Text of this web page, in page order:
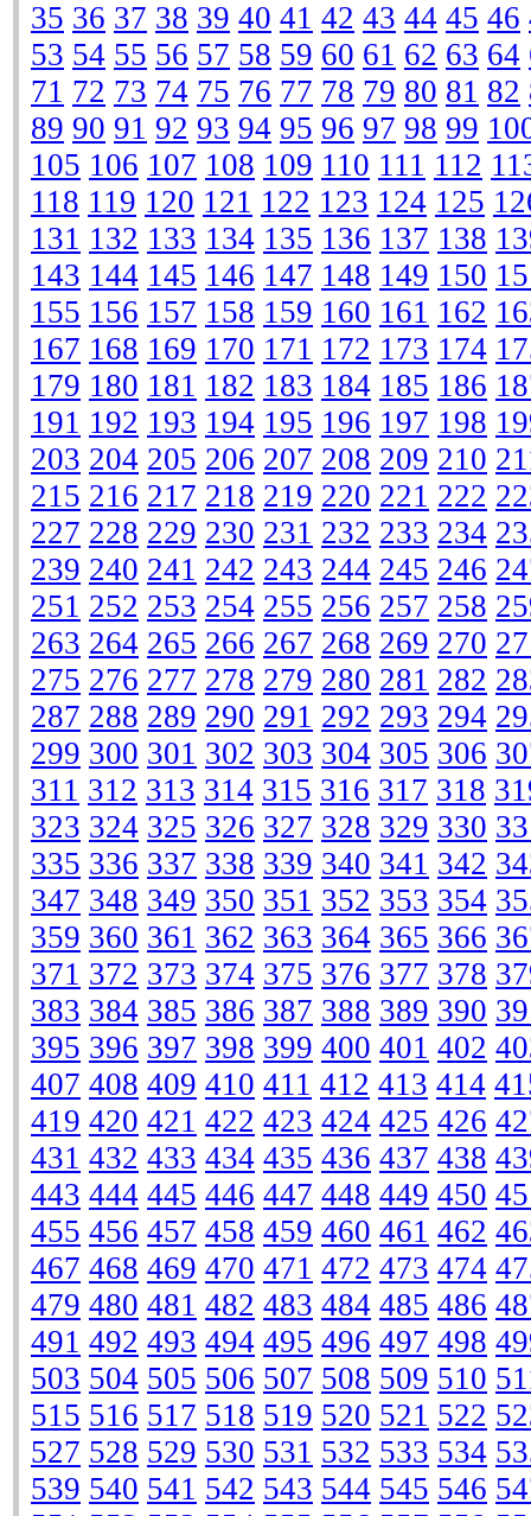
35 36 37 38 39 40 41 42 43 44 45 46
53 54 55 56 57 58 59 60 61 62 63 64
71 72 73 74 75 76 77 78 79 80 81 82
89 90 91 92 93 94 95 96 97 98 99
105 106 107 108 109 110 111 112
118 119 120 121 122 123 124 125
131 132 133 134 135 136 137 138
143 144 145 146 147 148 149 150
155 156 157 158 159 160 161 162
167 168 169 170 171 172 173 174
179 180 181 182 183 184 185 186
191 192 193 194 195 196 197 198
203 204 205 206 207 208 209 210
215 216 217 218 219 220 221 222
227 228 229 230 231 232 233 234
239 240 241 242 243 244 245 246
251 252 253 254 255 256 257 258
263 264 265 266 267 268 269 270
275 276 277 278 279 280 281 282
287 288 289 290 291 292 293 294
299 300 301 302 303 304 305 306
311 312 313 314 315 316 317 318
323 324 325 326 327 328 329 330
335 336 337 338 339 340 341 342
347 348 349 350 351 352 353 354
359 360 361 362 363 364 365 366
371 372 373 374 375 376 377 378
383 384 385 386 387 388 389 390
395 396 397 398 399 400 401 402
407 408 409 410 411 412 413 414
419 420 421 422 423 424 425 426
431 432 433 434 435 436 437 438
443 444 445 446 447 448 449 450
455 456 457 458 459 460 461 462
467 468 469 470 471 472 473 474
479 480 481 482 483 484 485 486
491 492 493 494 495 496 497 498
503 504 505 506 507 508 509 510
515 516 517 518 519 520 521 522
527 528 529 530 531 532 533 534
539 540 541 542 543 544 545 546